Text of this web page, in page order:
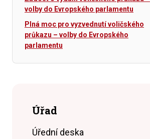
volby do Evropského parlamentu
Plná moc pro vyzvednutí voličského
průkazu – volby do Evropského
parlamentu
Úřad
Úřední deska